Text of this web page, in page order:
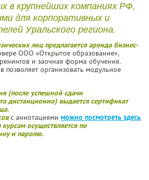
в крупнейших компаниях РФ,
для корпоративных и
Уральского региона.
лиц предлагается аренда бизнес-
ООО «Открытое образование»,
и заочная форма обучения.
организовать модульное
(после успешной сдачи
дистанционно) выдается сертификат
с аннотациями можно посмотреть здесь
осуществляется по
и паролю.